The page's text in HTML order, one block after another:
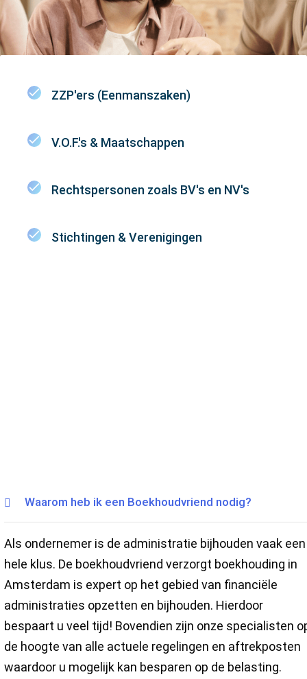
ZZP'ers (Eenmanszaken)
V.O.F.'s & Maatschappen
Rechtspersonen zoals BV's en NV's
Stichtingen & Verenigingen
Waarom heb ik een Boekhoudvriend nodig?
Als ondernemer is de administratie bijhouden vaak een
hele klus. De boekhoudvriend verzorgt boekhouding in
Amsterdam is expert op het gebied van financiële
administraties opzetten en bijhouden. Hierdoor
bespaart u veel tijd! Bovendien zijn onze specialisten
de hoogte van alle actuele regelingen en aftrekposten
waardoor u mogelijk kan besparen op de belasting.